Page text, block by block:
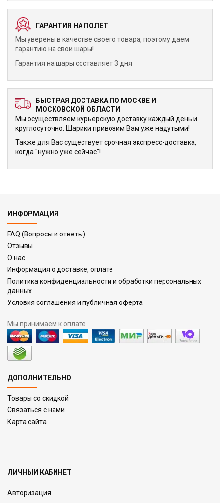
ГАРАНТИЯ НА ПОЛЕТ
Мы уверены в качестве своего товара, поэтому даем
гарантию на свои шары!
Гарантия на шары составляет 3 дня
БЫСТРАЯ ДОСТАВКА ПО МОСКВЕ И
МОСКОВСКОЙ ОБЛАСТИ
Мы осуществляем курьерскую доставку каждый день и
круглосуточно. Шарики привозим Вам уже надутыми!
Также для Вас существует срочная экспресс-доставка,
когда "нужно уже сейчас"!
ИНФОРМАЦИЯ
FAQ (Вопросы и ответы)
Отзывы
О нас
Информация о доставке, оплате
Политика конфиденциальности и обработки персональных
данных
Условия соглашения и публичная оферта
Мы принимаем к оплате
ДОПОЛНИТЕЛЬНО
Товары со скидкой
Связаться с нами
Карта сайта
ЛИЧНЫЙ КАБИНЕТ
Авторизация